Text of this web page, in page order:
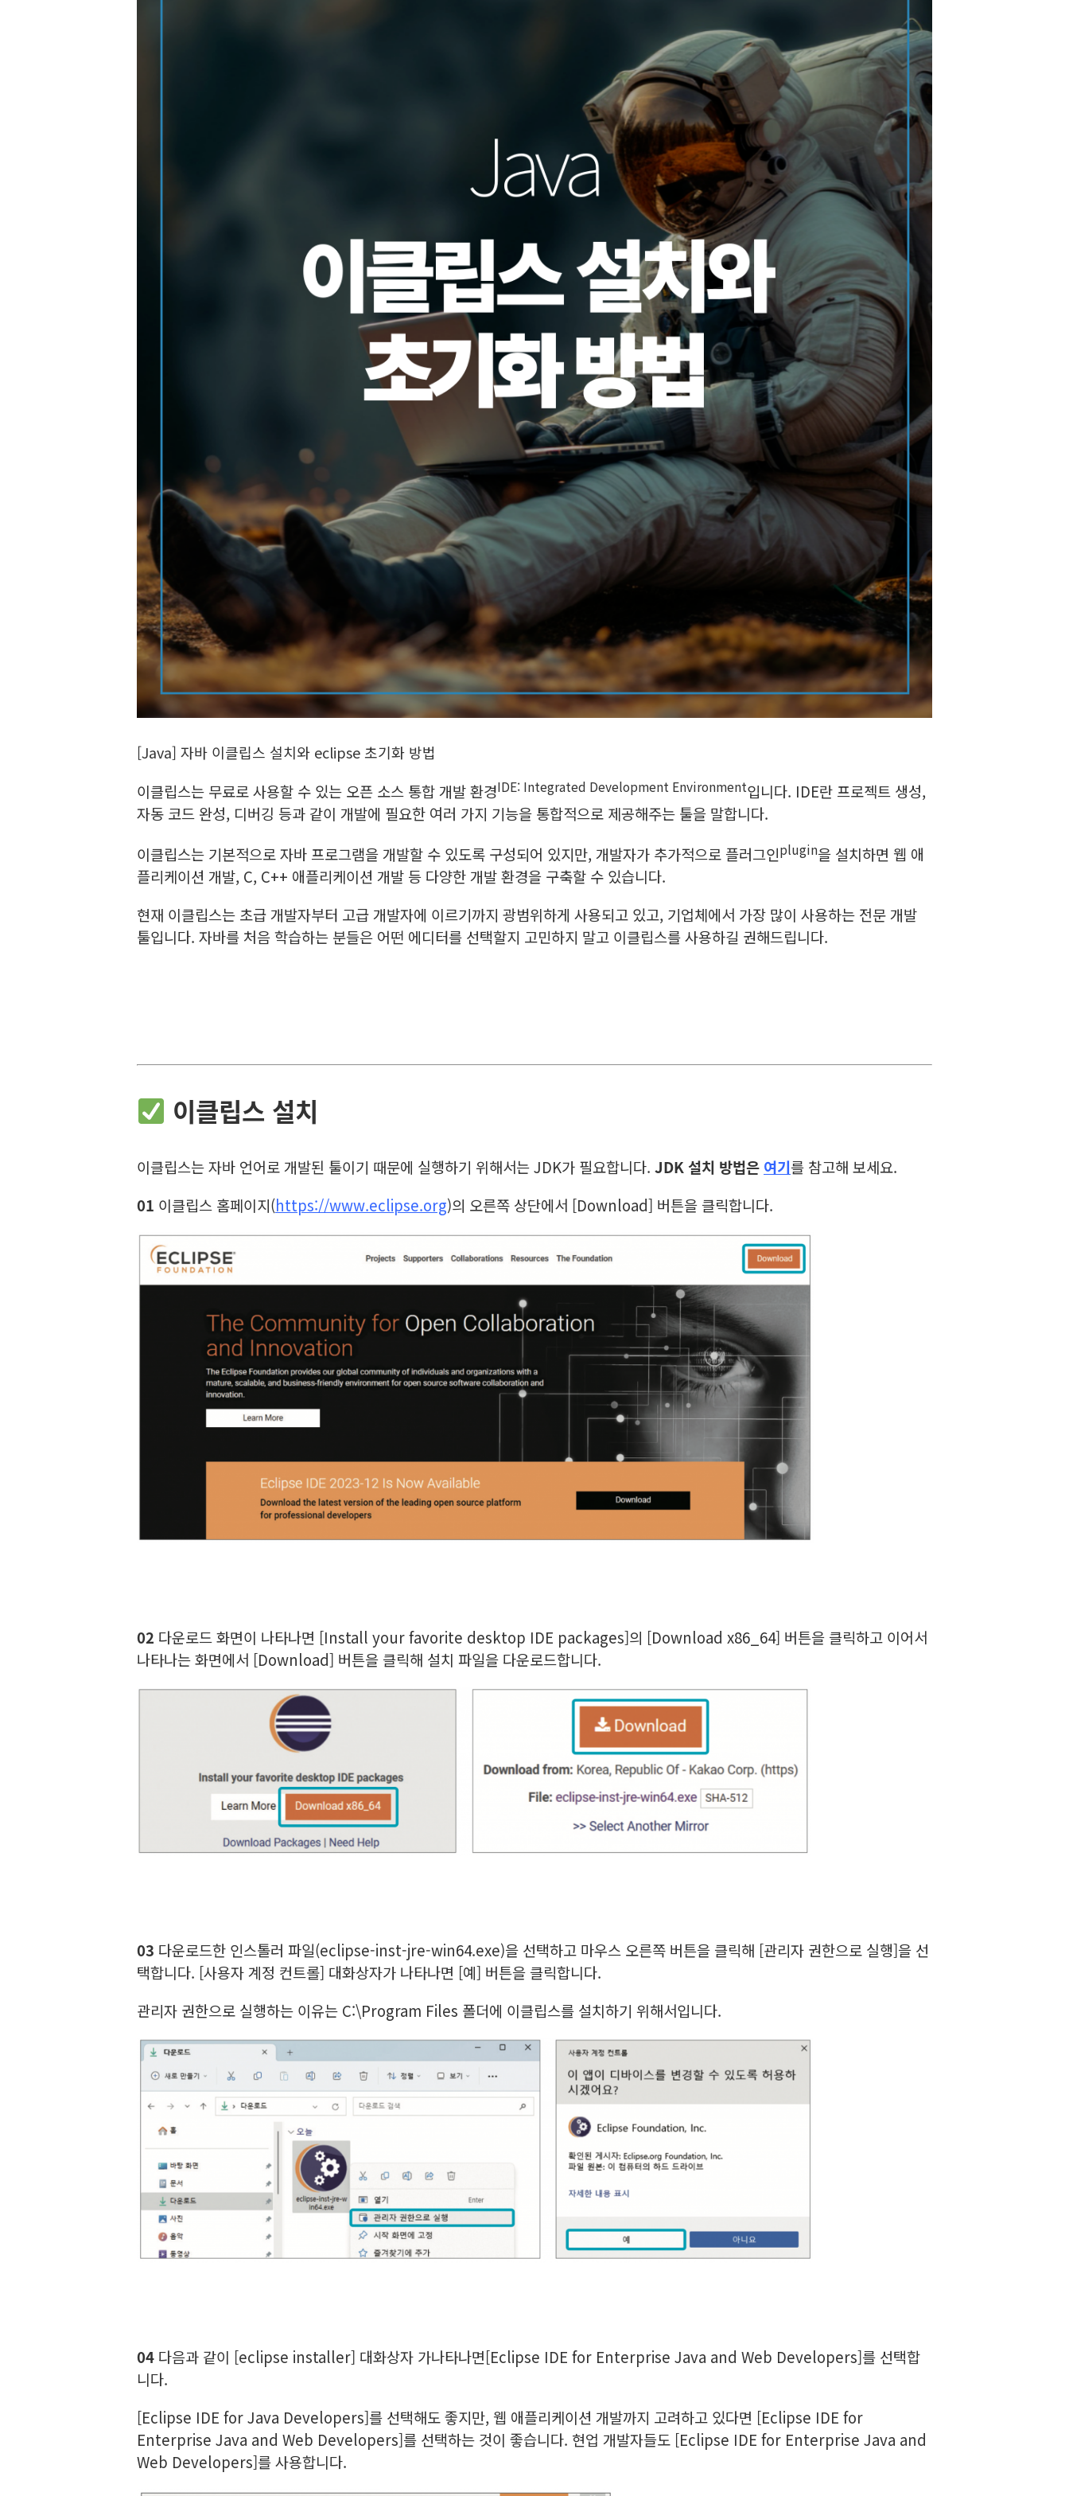
[Java] 자바 이클립스 설치와 eclipse 초기화 방법
이클립스는 무료로 사용할 수 있는 오픈 소스 통합 개발 환경IDE: Integrated Development Environment입니다. IDE란 프로젝트 생성,
자동 코드 완성, 디버깅 등과 같이 개발에 필요한 여러 가지 기능을 통합적으로 제공해주는 툴을 말합니다.
이클립스는 기본적으로 자바 프로그램을 개발할 수 있도록 구성되어 있지만, 개발자가 추가적으로 플러그인plugin을 설치하면 웹 애
플리케이션 개발, C, C++ 애플리케이션 개발 등 다양한 개발 환경을 구축할 수 있습니다.
현재 이클립스는 초급 개발자부터 고급 개발자에 이르기까지 광범위하게 사용되고 있고, 기업체에서 가장 많이 사용하는 전문 개발
툴입니다. 자바를 처음 학습하는 분들은 어떤 에디터를 선택할지 고민하지 말고 이클립스를 사용하길 권해드립니다.
이클립스 설치
이클립스는 자바 언어로 개발된 툴이기 때문에 실행하기 위해서는 JDK가 필요합니다. JDK 설치 방법은 여기를 참고해 보세요.
01 이클립스 홈페이지(https://www.eclipse.org)의 오른쪽 상단에서 [Download] 버튼을 클릭합니다.
02 다운로드 화면이 나타나면 [Install your favorite desktop IDE packages]의 [Download x86_64] 버튼을 클릭하고 이어서
나타나는 화면에서 [Download] 버튼을 클릭해 설치 파일을 다운로드합니다.
03 다운로드한 인스톨러 파일(eclipse-inst-jre-win64.exe)을 선택하고 마우스 오른쪽 버튼을 클릭해 [관리자 권한으로 실행]을 선
택합니다. [사용자 계정 컨트롤] 대화상자가 나타나면 [예] 버튼을 클릭합니다.
관리자 권한으로 실행하는 이유는 C:\Program Files 폴더에 이클립스를 설치하기 위해서입니다.
04 다음과 같이 [eclipse installer] 대화상자 가나타나면[Eclipse IDE for Enterprise Java and Web Developers]를 선택합
니다.
[Eclipse IDE for Java Developers]를 선택해도 좋지만, 웹 애플리케이션 개발까지 고려하고 있다면 [Eclipse IDE for
Enterprise Java and Web Developers]를 선택하는 것이 좋습니다. 현업 개발자들도 [Eclipse IDE for Enterprise Java and
Web Developers]를 사용합니다.